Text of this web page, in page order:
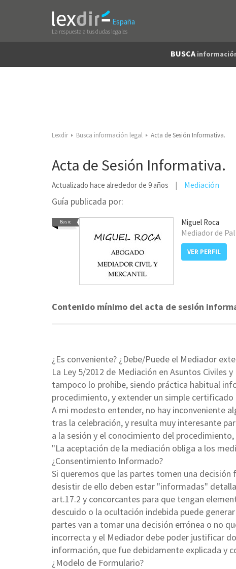
España
La respuesta a tus dudas legales
BUSCA
Lexdir Busca información legal Acta de Sesión Informativa.
Acta de Sesión Informativa.
Actualizado hace alrededor de 9 años Mediación
Guía publicada por:
Basic Miguel Roca
Mediador de
VER PERFIL
Contenido mínimo del acta de sesión
¿Es conveniente? ¿Debe/Puede el Mediador
La Ley 5/2012 de Mediación en Asuntos Civiles
tampoco lo prohibe, siendo práctica habitual
procedimiento, y extender un simple
A mi modesto entender, no hay inconveniente
tras la celebración, y resulta muy interesante
a la sesión y el conocimiento del
"La aceptación de la mediación obliga a los
¿Consentimiento Informado?
Si queremos que las partes tomen una
desistir de ello deben estar "informadas"
art.17.2 y concorcantes para que tengan
descuido o la ocultación indebida puede
partes van a tomar una decisión errónea o no
incorrecta y el Mediador debe poder justificar
información, que fue debidamente explicada y
¿Modelo de Formulario?